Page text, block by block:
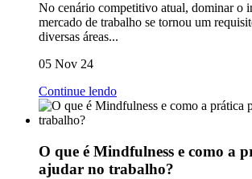
No cenário competitivo atual, dominar o
mercado de trabalho se tornou um
diversas áreas...
05 Nov 24
Continue lendo
O que é Mindfulness e como a
ajudar no trabalho?